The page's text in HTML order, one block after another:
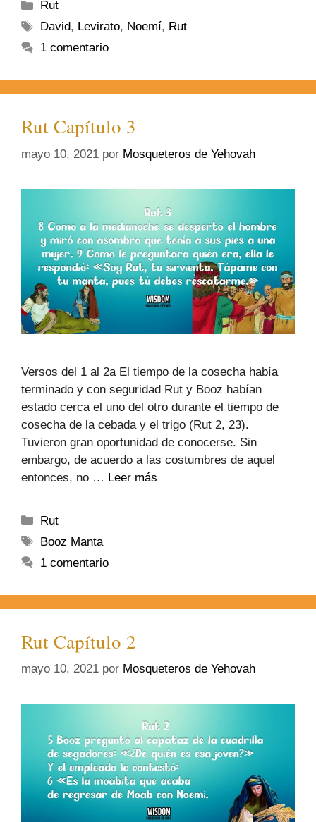
Rut
David, Levirato, Noemí, Rut
1 comentario
Rut Capítulo 3
mayo 10, 2021 por Mosqueteros de Yehovah
Versos del 1 al 2a El tiempo de la cosecha había
terminado y con seguridad Rut y Booz habían
estado cerca el uno del otro durante el tiempo de
cosecha de la cebada y el trigo (Rut 2, 23).
Tuvieron gran oportunidad de conocerse. Sin
embargo, de acuerdo a las costumbres de aquel
entonces, no … Leer más
Rut
Booz Manta
1 comentario
Rut Capítulo 2
mayo 10, 2021 por Mosqueteros de Yehovah